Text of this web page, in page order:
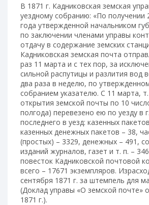
В 1871 г. Кадниковская земская
уездному собранию: «По получении
года утвержденной начальником
по заключении членами управы
отдачу в содержание земских
Кадниковская земская почта
раз 11 марта и с тех пор, за
сильной распутицы и разлития вод
два раза в неделю, по
собранием указателю. С 11 марта,
открытия земской почты по 10
полгода) перевезено ею по уезду в
последнего в уезд: казенных
казенных денежных пакетов – 38,
(простых) – 3329, денежных – 491,
изданий журналов, газет и т. п. –
повесток Кадниковской почтовой
всего – 17671 экземпляров.
сентября 1871 г. за штемпель для
(Доклад управы «О земской почте»
1871 г.).